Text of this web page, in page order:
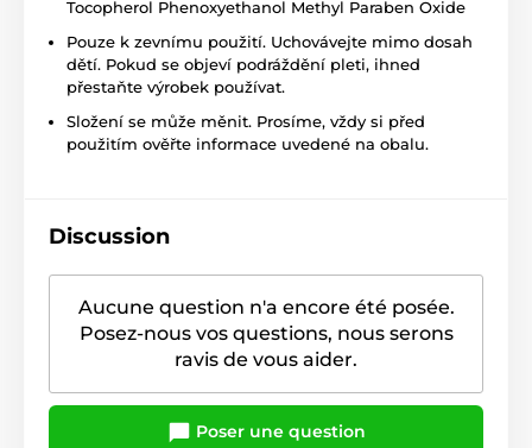
Tocopherol Phenoxyethanol Methyl Paraben Oxide
Pouze k zevnímu použití. Uchovávejte mimo dosah
dětí. Pokud se objeví podráždění pleti, ihned
přestaňte výrobek používat.
Složení se může měnit. Prosíme, vždy si před
použitím ověřte informace uvedené na obalu.
Discussion
Aucune question n'a encore été posée.
Posez-nous vos questions, nous serons
ravis de vous aider.
Poser une question